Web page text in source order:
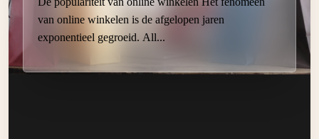
De populariteit van online winkelen Het fenomeen
van online winkelen is de afgelopen jaren
exponentieel gegroeid. All...